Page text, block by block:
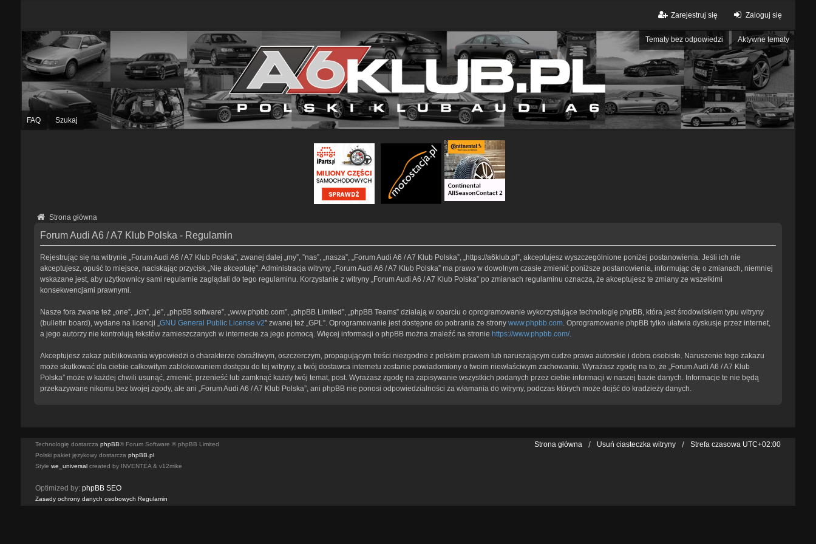
Zaloguj się
Zarejestruj się
Tematy bez odpowiedzi Aktywne tematy
FAQ Szukaj
Strona główna
Forum Audi A6 / A7 Klub Polska - Regulamin
Rejestrując się na witrynie „Forum Audi A6 / A7 Klub Polska”, zwanej dalej „my”, ”nas”, „nasza”, „Forum Audi A6 / A7 Klub Polska”, „https://a6klub.pl”, akceptujesz wyszczególnione poniżej postanowienia. Jeśli ich nie
akceptujesz, opuść to miejsce, naciskając przycisk „Nie akceptuję”. Administracja witryny „Forum Audi A6 / A7 Klub Polska” ma prawo w dowolnym czasie zmienić poniższe postanowienia, informując cię o zmianach, niemniej
wskazane jest, aby użytkownicy sami regularnie zaglądali do tego regulaminu. Korzystanie z witryny „Forum Audi A6 / A7 Klub Polska” po zmianach regulaminu oznacza, że akceptujesz te zmiany ze wszelkimi
konsekwencjami prawnymi.
Nasze fora zwane też „one”, „ich”, „je”, „phpBB software”, „www.phpbb.com”, „phpBB Limited”, „phpBB Teams” działają w oparciu o oprogramowanie wykorzystujące technologię phpBB, która jest środowiskiem typu witryny
(bulletin board), wydane na licencji „GNU General Public License v2” zwanej też „GPL”. Oprogramowanie jest dostępne do pobrania ze strony www.phpbb.com. Oprogramowanie phpBB tylko ułatwia dyskusje przez internet,
a jego autorzy nie kontrolują tekstów zamieszczanych w internecie za jego pomocą. Więcej informacji o phpBB można znaleźć na stronie https://www.phpbb.com/.
Akceptujesz zakaz publikowania wypowiedzi o charakterze obraźliwym, oszczerczym, propagującym treści niezgodne z polskim prawem lub naruszającym cudze prawa autorskie i dobra osobiste. Naruszenie tego zakazu
może skutkować dla ciebie całkowitym zablokowaniem dostępu do tej witryny, a twój dostawca internetu zostanie powiadomiony o twoim niewłaściwym zachowaniu. Wyrażasz zgodę na to, że „Forum Audi A6 / A7 Klub
Polska” może w każdej chwili usunąć, zmienić, przenieść lub zamknąć każdy twój temat, post. Wyrażasz zgodę na zapisywanie wszystkich podanych przez ciebie informacji w naszej bazie danych. Informacje te nie będą
przekazywane nikomu bez twojej zgody, ale ani „Forum Audi A6 / A7 Klub Polska”, ani phpBB nie ponosi odpowiedzialności za włamania do witryny, podczas których może dojść do kradzieży danych.
Strona główna Usuń ciasteczka witryny Strefa czasowa UTC+02:00
Technologię dostarcza phpBB® Forum Software © phpBB Limited
Polski pakiet językowy dostarcza phpBB.pl
Style we_universalcreated by INVENTEA & v12mike
Optimized by: phpBB SEO
Zasady ochrony danych osobowych Regulamin